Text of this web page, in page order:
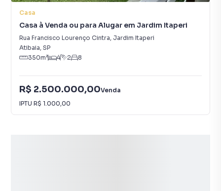
Casa
Casa à Venda ou para Alugar em Jardim Itaperi
Rua Francisco Lourenço Cintra, Jardim Itaperi
Atibaia, SP
350m² 4 2 8
R$ 2.500.000,00Venda
IPTU R$ 1.000,00